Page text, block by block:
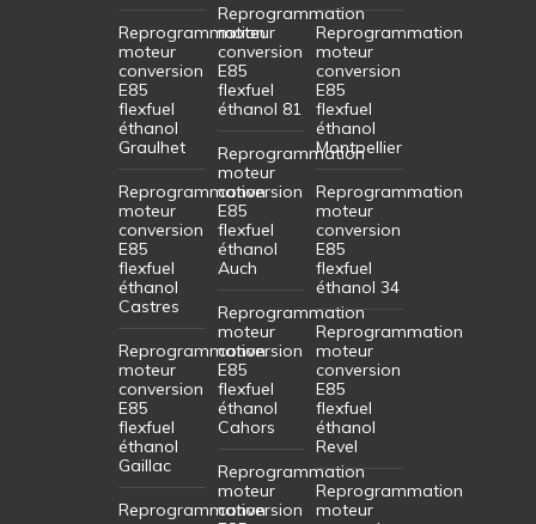
Reprogrammation
moteur
conversion
E85
flexfuel
éthanol
Graulhet
Reprogrammation
moteur
conversion
E85
flexfuel
éthanol
Castres
Reprogrammation
moteur
conversion
E85
flexfuel
éthanol
Gaillac
Reprogrammation
Reprogrammation
moteur
conversion
E85
flexfuel
éthanol 81
Reprogrammation
moteur
conversion
E85
flexfuel
éthanol
Auch
Reprogrammation
moteur
conversion
E85
flexfuel
éthanol
Cahors
Reprogrammation
moteur
conversion
Reprogrammation
moteur
conversion
E85
flexfuel
éthanol
Montpellier
Reprogrammation
moteur
conversion
E85
flexfuel
éthanol 34
Reprogrammation
moteur
conversion
E85
flexfuel
éthanol
Revel
Reprogrammation
moteur